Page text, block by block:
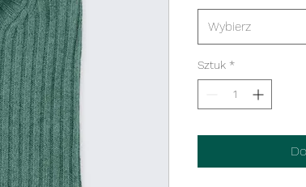
Wybierz
Sztuk *